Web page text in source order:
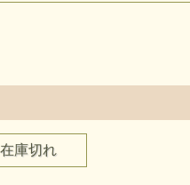
在庫切れ